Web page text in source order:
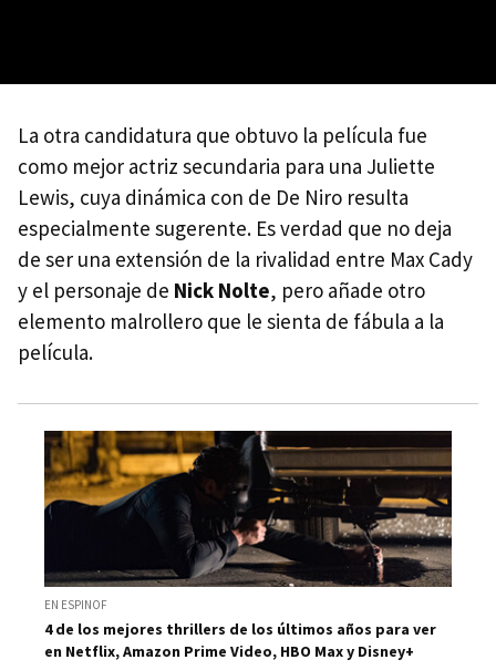
La otra candidatura que obtuvo la película fue
como mejor actriz secundaria para una Juliette
Lewis, cuya dinámica con de De Niro resulta
especialmente sugerente. Es verdad que no deja
de ser una extensión de la rivalidad entre Max Cady
y el personaje de Nick Nolte, pero añade otro
elemento malrollero que le sienta de fábula a la
película.
EN ESPINOF
4 de los mejores thrillers de los últimos años para ver
en Netflix, Amazon Prime Video, HBO Max y Disney+